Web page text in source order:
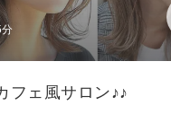
フェ風サロン♪♪